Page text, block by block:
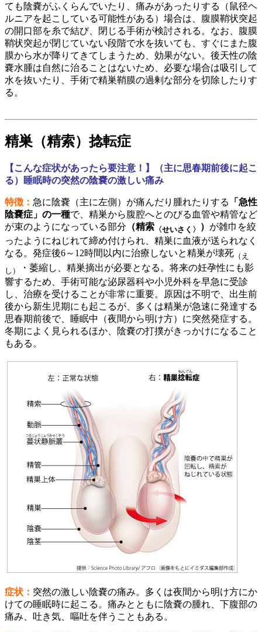
ても陰嚢がふくらんでいたり、痛みがあったりする（鼠径ヘ
ルニアを起こしている可能性がある）場合は、腹膜鞘状突起
の開口部を糸で結び、閉じる手術が検討される。なお、腹膜
鞘状突起が閉じていない段階で水を抜いても、すぐにまた腹
膜から水が降りてきてしまうため、効果がない。後天性の陰
嚢水腫は自然に治ることはないため、必要な場合は吸引して
水を抜いたり、手術で精巣鞘膜の過剰な部分を切除したりす
る。
精巣（精索）捻転症
【こんな症状があったら要注意！】（主に思春期前後に起こ
る）睡眠時の突然の陰嚢の激しい痛み
特徴： 急に陰嚢（主に左側）が痛んだり腫れたりする
「急性
陰嚢症」の一種で、精巣から腹腔へとのびる血管や精管など
が束のようになっている部分 （精索 〈せいさく〉 ） が雑巾を絞
ったようにねじれて締め付けられ、精巣に血液が送られなく
なる。発症後6～12時間以内に治療しないと精巣が壊死 （え
し）
・萎縮し、精巣摘出が必要となる。将来の妊孕性にも影
響するため、手術可能な泌尿器科や小児外科を早急に受診
し、治療を受けることが非常に重要。原因は不明で、出生前
後から新生児期にも起こるが、多くは精巣が急速に発達する
思春期前後で、睡眠中（夜間から明け方）に突然発症する。
冬期によく見られるほか、陰嚢の打撲がきっかけになること
もある。
症状： 突然の激しい陰嚢の痛み。多くは夜間から明け方にか
けての睡眠時に起こる。痛みとともに陰嚢の腫れ、下腹部の
痛み、吐き気、嘔吐を伴うこともある。